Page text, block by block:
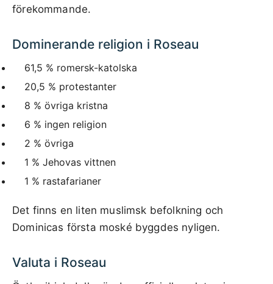
förekommande.
Dominerande religion i Roseau
61,5 % romersk-katolska
20,5 % protestanter
8 % övriga kristna
6 % ingen religion
2 % övriga
1 % Jehovas vittnen
1 % rastafarianer
Det finns en liten muslimsk befolkning och
Dominicas första moské byggdes nyligen.
Valuta i Roseau